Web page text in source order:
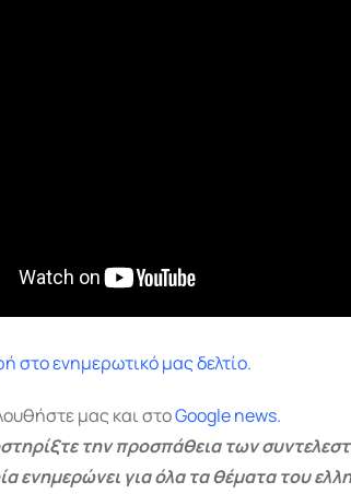
στο ενημερωτικό μας δελτίο.
μας και στοGooglenews.
την προσπάθεια των
ενημερώνει για όλα τα θέματα του